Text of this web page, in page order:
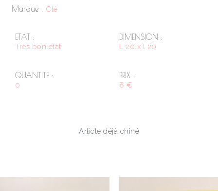
Marque : Clé
ETAT :
Très bon état
DIMENSION :
L 20 x l 20
QUANTITE :
0
PRIX :
8 €
Article déjà chiné